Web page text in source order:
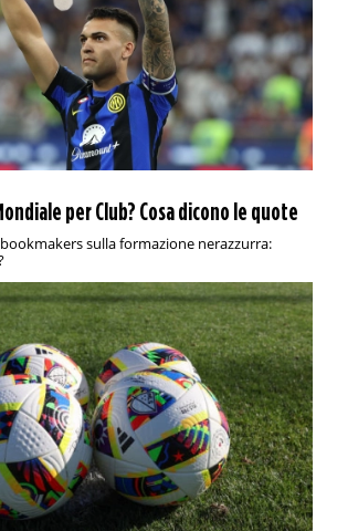
per Club? Cosa dicono le quote
sulla formazione nerazzurra: